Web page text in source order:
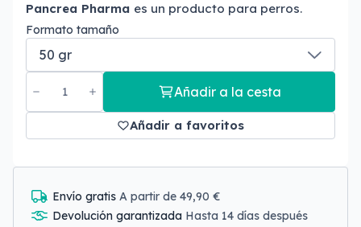
Pancrea Pharma es un producto para perros.
Formato tamaño
Añadir a la cesta
Añadir a favoritos
Envío gratis A partir de 49,90 €
Devolución garantizada Hasta 14 días después